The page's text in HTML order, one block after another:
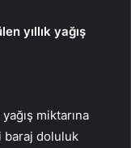
yıllık yağış
miktarına
baraj doluluk